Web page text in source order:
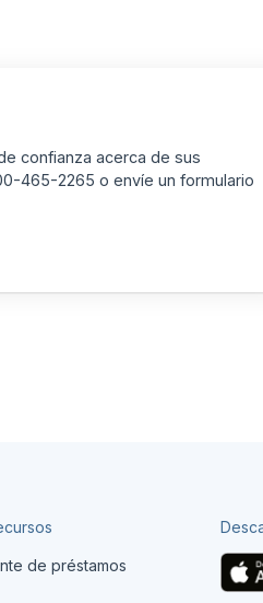
confianza acerca de sus
465-2265 o envíe un formulario
de préstamos